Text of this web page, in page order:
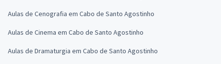
Aulas de Cenografia em Cabo de Santo Agostinho
Aulas de Cinema em Cabo de Santo Agostinho
Aulas de Dramaturgia em Cabo de Santo Agostinho